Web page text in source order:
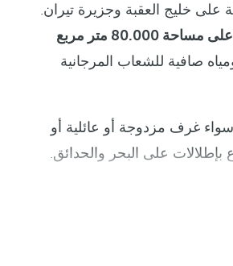
خليج العقبة وجزيرة تيران.
على مساحة 80.000 متر مربع
خاصًا جميلًا بطول 1100 متر ومياه صافية للشعاب المرجانية
غرف مزدوجة أو عائلية أو
على البحر والحدائق.